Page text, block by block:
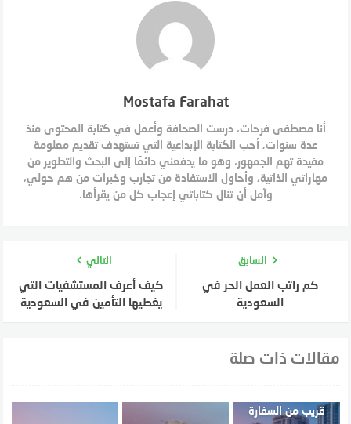
Mostafa Farahat
أنا مصطفى فرحات، درست الصحافة وأعمل في كتابة المحتوى منذ
عدة سنوات، أحب الكتابة الإبداعية التي تستهدف تقديم معلومة
مفيدة تهم الجمهور، وهو ما يدفعني دائمًا إلى البحث والتطوير من
مهاراتي الذاتية، وأحاول الاستفادة من تجارب وخبرات من هم حولي،
وآمل أن تنال كتاباتي إعجاب كل من يقرأها.
السابق
كم راتب العمل الحر في
السعودية
التالي
كيف أعرف المستشفيات التي
يغطيها التأمين في السعودية
مقالات ذات صلة
قريب من السفارة